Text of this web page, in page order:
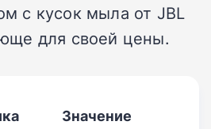
с кусок мыла от JBL
для своей цены.
Значение